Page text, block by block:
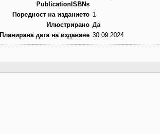
PublicationISBNs
Поредност на изданието 1
Илюстрирано Да
Планирана дата на издаване 30.09.2024